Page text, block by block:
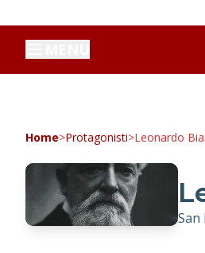
Home>Protagonisti>Leonardo
San